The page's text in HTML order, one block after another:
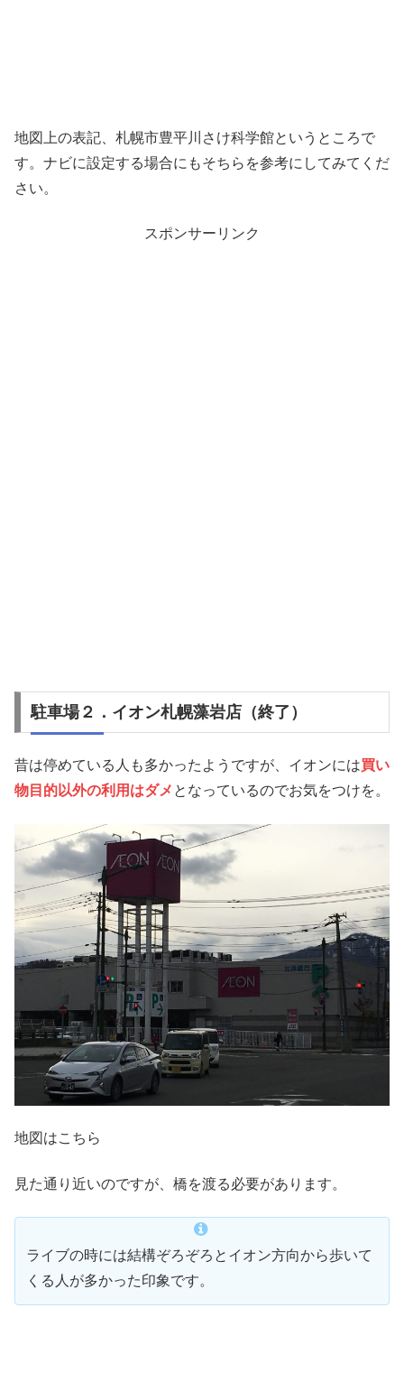
地図上の表記、札幌市豊平川さけ科学館というところで
す。ナビに設定する場合にもそちらを参考にしてみてくだ
さい。
スポンサーリンク
駐車場２．イオン札幌藻岩店（終了）
昔は停めている人も多かったようですが、イオンには買い
物目的以外の利用はダメ となっているのでお気をつけを。
地図はこちら
見た通り近いのですが、橋を渡る必要があります。
ライブの時には結構ぞろぞろとイオン方向から歩いて
くる人が多かった印象です。